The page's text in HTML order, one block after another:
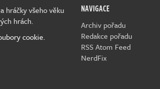
NAVIGACE
Archiv pořadu
Redakce pořadu
RSS Atom Feed
NerdFix
hráčky všeho věku
hrách.
cookie.